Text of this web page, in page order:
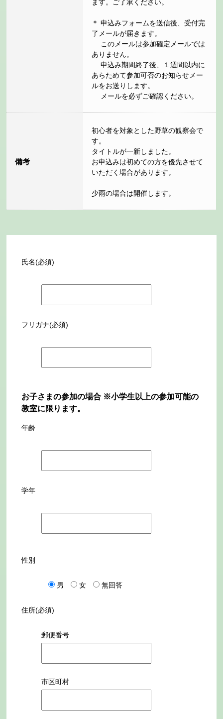
ます。ご了承ください。
＊ 申込みフォームを送信後、受付完
了メールが届きます。
このメールは参加確定メールでは
ありません。
申込み期間終了後、１週間以内に
あらためて参加可否のお知らせメー
ルをお送りします。
メールを必ずご確認ください。
備考
初心者を対象とした野草の観察会で
す。
タイトルが一新しました。
お申込みは初めての方を優先させて
いただく場合があります。
少雨の場合は開催します。
氏名(必須)
フリガナ(必須)
お子さまの参加の場合 ※小学生以上の参加可能の
教室に限ります。
年齢
学年
性別
男 女 無回答
住所(必須)
郵便番号
市区町村